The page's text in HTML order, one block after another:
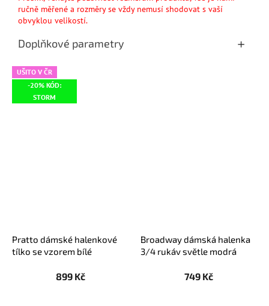
ručně měřené a rozměry se vždy nemusí shodovat s vaší
obvyklou velikostí.
Doplňkové parametry
UŠITO V ČR
-20% KÓD:
STORM
Pratto dámské halenkové
tílko se vzorem bílé
899 Kč
Broadway dámská halenka
3/4 rukáv světle modrá
749 Kč